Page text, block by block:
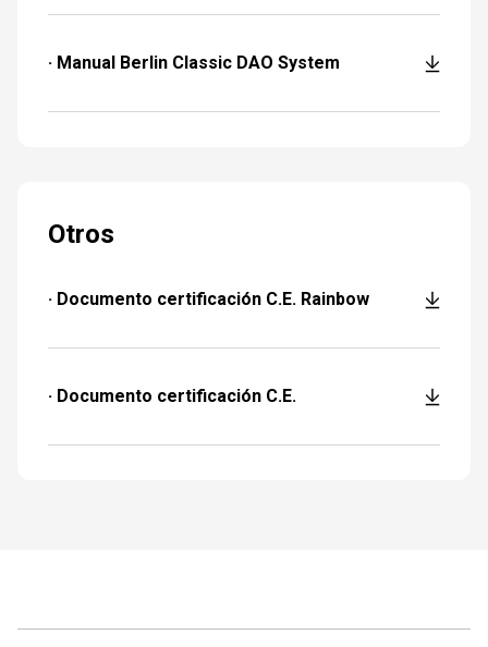
· Manual Berlin Classic DAO System
Otros
· Documento certificación C.E. Rainbow
· Documento certificación C.E.